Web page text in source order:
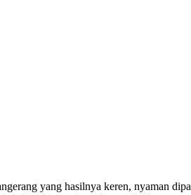
yang hasilnya keren, nyaman